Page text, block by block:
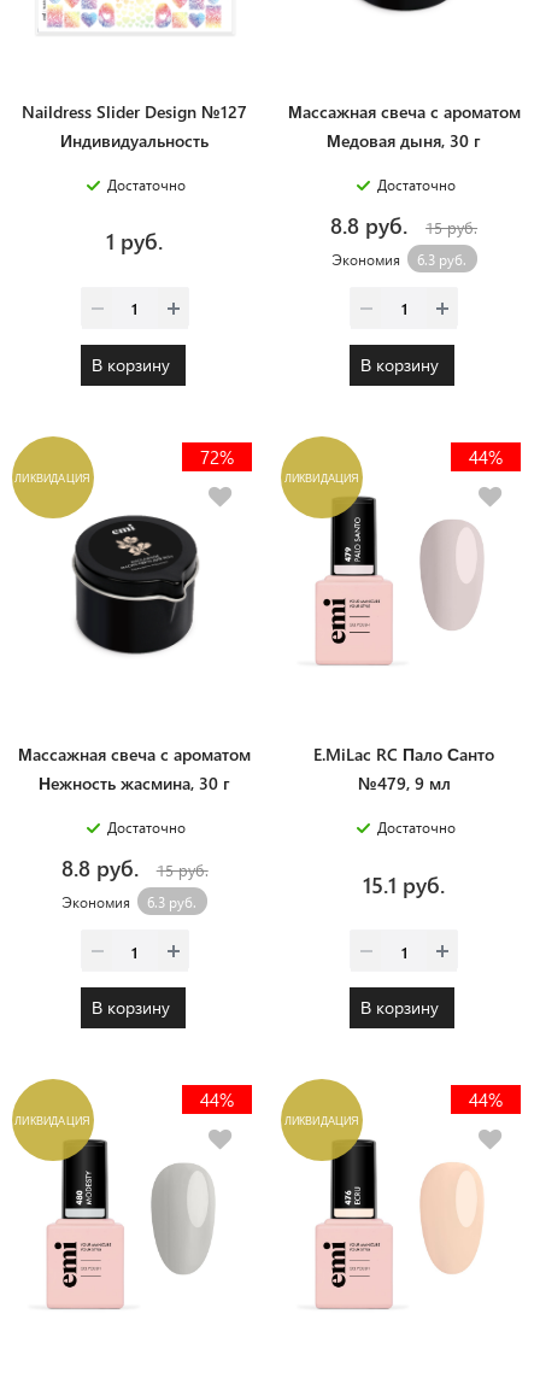
Naildress Slider Design №127
Индивидуальность
Достаточно
1 руб.
В корзину
Массажная свеча с ароматом
Медовая дыня, 30 г
Достаточно
8.8 руб. 15 руб.
Экономия 6.3 руб.
В корзину
ЛИКВИДАЦИЯ
72%
Массажная свеча с ароматом
Нежность жасмина, 30 г
Достаточно
8.8 руб. 15 руб.
Экономия 6.3 руб.
В корзину
ЛИКВИДАЦИЯ
44%
E.MiLac RC Пало Санто
№479, 9 мл
Достаточно
15.1 руб.
В корзину
ЛИКВИДАЦИЯ
44%
ЛИКВИДАЦИЯ
44%